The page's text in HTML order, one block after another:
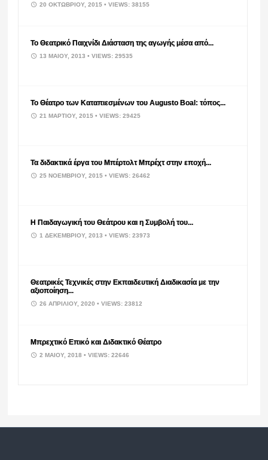
20 ΟΚΤΩΒΡΊΟΥ, 2015• VIEWS: 38155
Το Θεατρικό Παιχνίδι Διάσταση της αγωγής μέσα από...
13 ΜΑΪ́ΟΥ, 2013• VIEWS: 29535
Το Θέατρο των Καταπιεσμένων του Augusto Boal: τόπος...
21 ΜΑΡΤΊΟΥ, 2015• VIEWS: 29425
Τα διδακτικά έργα του Μπέρτολτ Μπρέχτ στην εποχή...
25 ΝΟΕΜΒΡΊΟΥ, 2015• VIEWS: 26462
Η Παιδαγωγική του Θεάτρου και η Συμβολή του...
1 ΔΕΚΕΜΒΡΊΟΥ, 2013• VIEWS: 23973
Θεατρικές Τεχνικές στην Εκπαιδευτική Διαδικασία με την
αξιοποίηση...
26 ΑΠΡΙΛΊΟΥ, 2020• VIEWS: 23812
Μπρεχτικό Επικό και Διδακτικό Θέατρο
2 ΜΑΪ́ΟΥ, 2018• VIEWS: 22646